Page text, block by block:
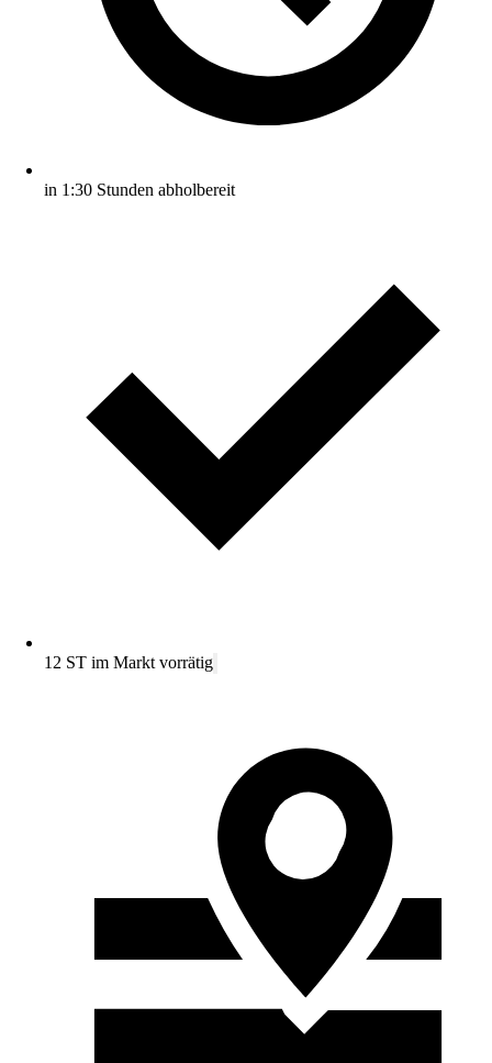
in 1:30 Stunden abholbereit
12 ST im Markt vorrätig